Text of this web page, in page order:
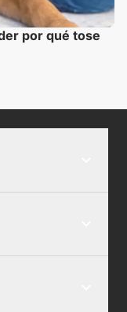
por qué tose